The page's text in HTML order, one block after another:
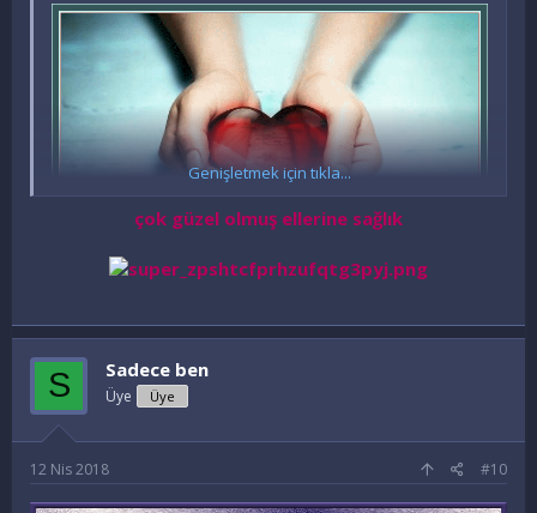
Genişletmek için tıkla...
çok güzel olmuş ellerine sağlık
S Sadece ben
Üye Üye
12 Nis 2018 #10